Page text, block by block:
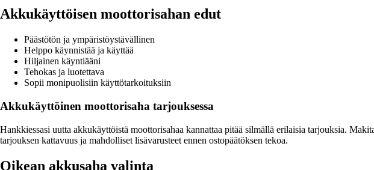
Akkukäyttöisen moottorisahan edut
Päästötön ja ympäristöystävällinen
Helppo käynnistää ja käyttää
Hiljainen käyntiääni
Tehokas ja luotettava
Sopii monipuolisiin käyttötarkoituksiin
Akkukäyttöinen moottorisaha tarjouksessa
Hankkiessasi uutta akkukäyttöistä moottorisahaa kannattaa pitää silmällä erilaisia tarjouksia.
tarjouksen kattavuus ja mahdolliset lisävarusteet ennen ostopäätöksen tekoa.
Oikean akkusaha valinta